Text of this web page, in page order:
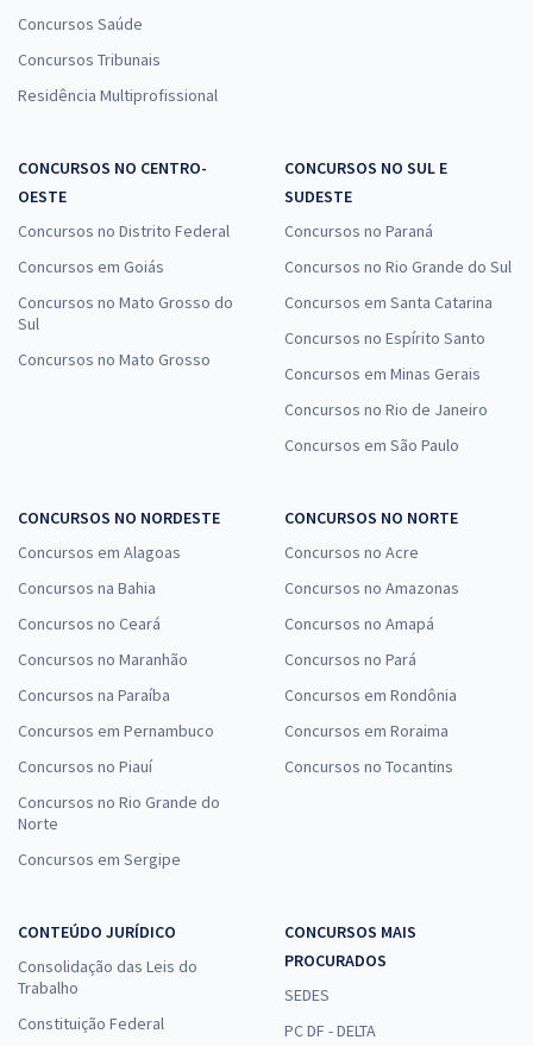
Concursos Saúde
Concursos Tribunais
Residência Multiprofissional
CONCURSOS NO CENTRO-
OESTE
Concursos no Distrito Federal
Concursos em Goiás
Concursos no Mato Grosso do
Sul
Concursos no Mato Grosso
CONCURSOS NO SUL E
SUDESTE
Concursos no Paraná
Concursos no Rio Grande do Sul
Concursos em Santa Catarina
Concursos no Espírito Santo
Concursos em Minas Gerais
Concursos no Rio de Janeiro
Concursos em São Paulo
CONCURSOS NO NORDESTE
Concursos em Alagoas
Concursos na Bahia
Concursos no Ceará
Concursos no Maranhão
Concursos na Paraíba
Concursos em Pernambuco
Concursos no Piauí
Concursos no Rio Grande do
Norte
Concursos em Sergipe
CONCURSOS NO NORTE
Concursos no Acre
Concursos no Amazonas
Concursos no Amapá
Concursos no Pará
Concursos em Rondônia
Concursos em Roraima
Concursos no Tocantins
CONTEÚDO JURÍDICO
Consolidação das Leis do
Trabalho
Constituição Federal
CONCURSOS MAIS
PROCURADOS
SEDES
PC DF - DELTA